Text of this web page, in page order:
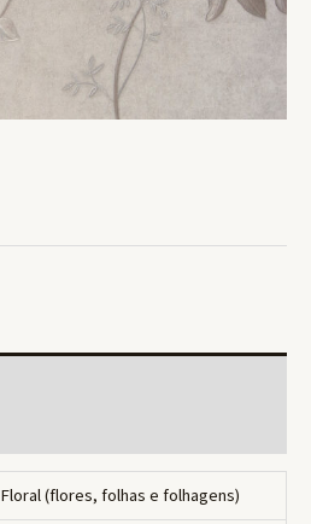
Floral (flores, folhas e folhagens)